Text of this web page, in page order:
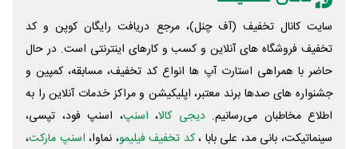
سایت کانال تخفیف (آف چنل)، مرجع دریافت رایگان کوپن و کد
تخفیف فروشگاه های آنلاین و کسب و‌ کارهای اینترنتی است. در حال
حاضر با همراهی استارت آپ ها انواع کد تخفیف، مسابقه، کمپین و
جشنواره های صدها برند معتبر، اپلیکیشن و مراکز خدمات آنلاین را به
اطلاع مخاطبان می‌رسانیم. دیجی کالا، اسنپ، اسنپ فود، تپسی،
سینماتیکت، بانی مد، علی‌ بابا ،کد تخفیف فیلیمو، نماوا، اسنپ مارکت،